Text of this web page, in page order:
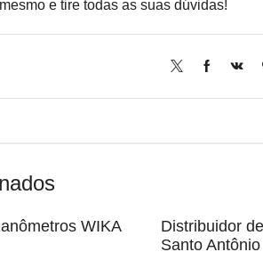
e tire todas as suas dúvidas!
WIKA
Distribuidor
Santo Antônio